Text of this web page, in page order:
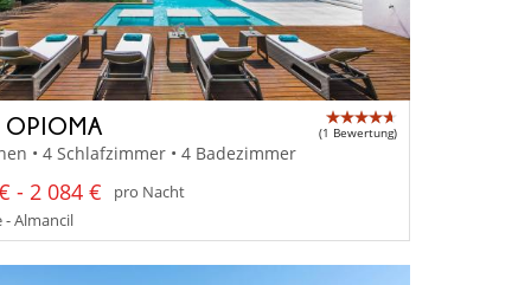
OPIOMA (1 Bewertung)
• 4 Schlafzimmer • 4 Badezimmer
- 2 084 €
pro Nacht
- Almancil